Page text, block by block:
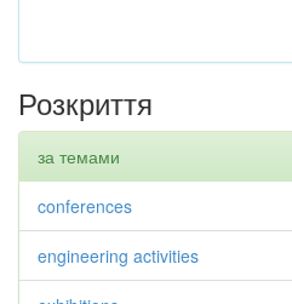
Розкриття
за темами
conferences
engineering activities